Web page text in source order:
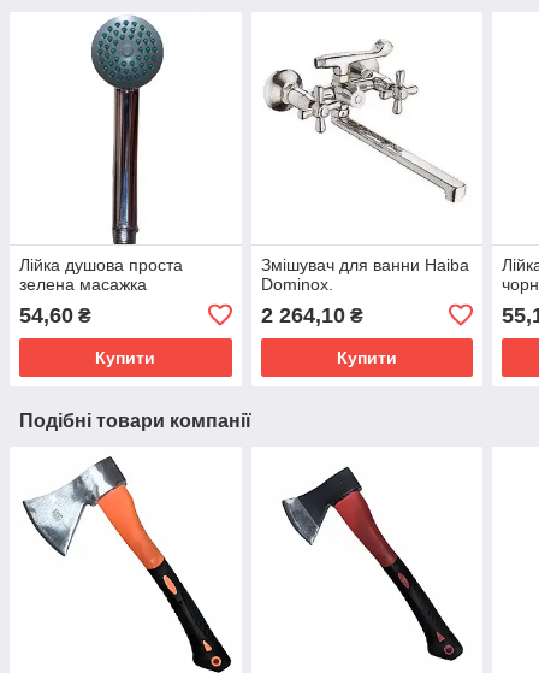
Лійка душова проста
зелена масажка
54,60 ₴
Купити
Змішувач для ванни Haiba
Dominox.
2 264,10₴
Купити
Подібні товари компанії